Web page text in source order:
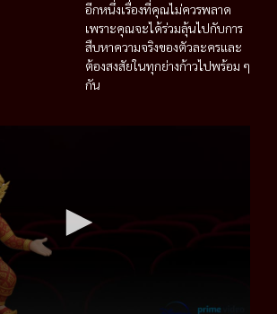
อีกหนึ่งเรื่องที่คุณไม่ควรพลาด
เพราะคุณจะได้ร่วมลุ้นไปกับการ
สืบหาความจริงของตัวละครและ
ต้องสงสัยในทุกย่างก้าวไปพร้อม ๆ
กัน